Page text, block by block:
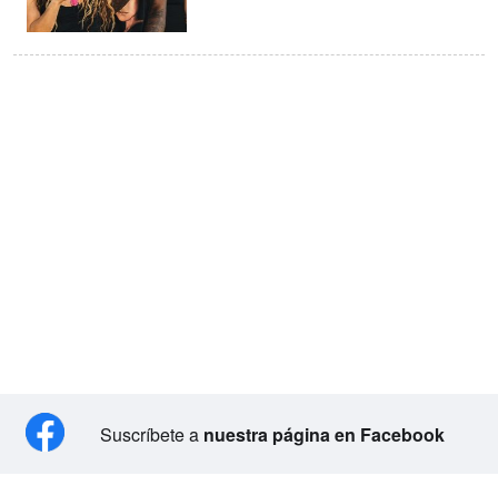
Suscríbete a nuestra página en Facebook